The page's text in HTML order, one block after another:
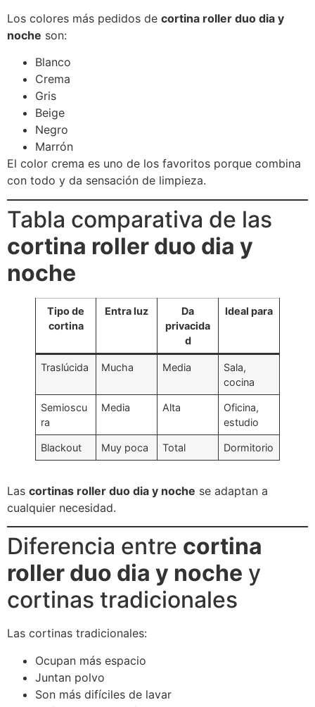
Los colores más pedidos de cortina roller duo dia y
noche son:
Blanco
Crema
Gris
Beige
Negro
Marrón
El color crema es uno de los favoritos porque combina
con todo y da sensación de limpieza.
Tabla comparativa de las
cortina roller duo dia y
noche
Tipo de
cortina
Entra luz
Da
privacida
d
Ideal para
Traslúcida Mucha Media
Sala,
cocina
Semioscu
ra
Media Alta
Oficina,
estudio
Blackout Muy poca Total Dormitorio
Las cortinas roller duo dia y noche se adaptan a
cualquier necesidad.
Diferencia entre cortina
roller duo dia y noche y
cortinas tradicionales
Las cortinas tradicionales:
Ocupan más espacio
Juntan polvo
Son más difíciles de lavar